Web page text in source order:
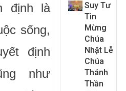
định là
sống,
định
như
Suy Tư
Tin
Mừng
Chúa
Nhật Lễ
Chúa
Thánh
Thần